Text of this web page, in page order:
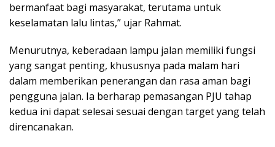
bermanfaat bagi masyarakat, terutama untuk
keselamatan lalu lintas,” ujar Rahmat.
Menurutnya, keberadaan lampu jalan memiliki fungsi
yang sangat penting, khususnya pada malam hari
dalam memberikan penerangan dan rasa aman bagi
pengguna jalan. Ia berharap pemasangan PJU tahap
kedua ini dapat selesai sesuai dengan target yang telah
direncanakan.